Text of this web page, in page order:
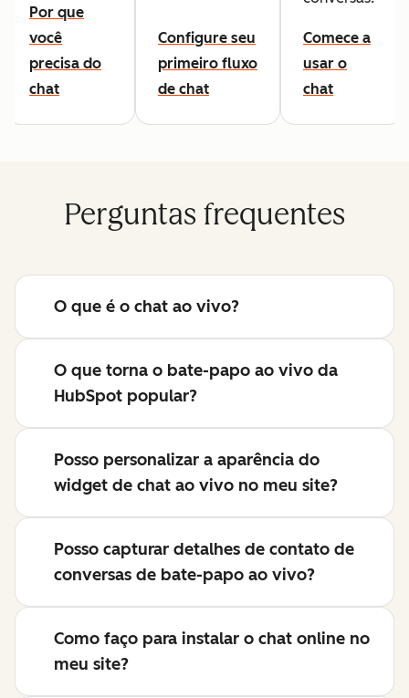
Por que
você
precisa do
chat
Configure seu
primeiro fluxo
de chat
Comece a
usar o
chat
Perguntas frequentes
O que é o chat ao vivo?
O que torna o bate-papo ao vivo da
HubSpot popular?
Posso personalizar a aparência do
widget de chat ao vivo no meu site?
Posso capturar detalhes de contato de
conversas de bate-papo ao vivo?
Como faço para instalar o chat online no
meu site?